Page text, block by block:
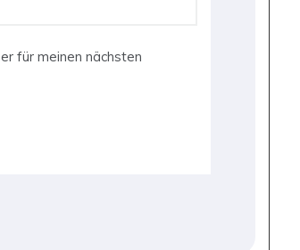
für meinen nächsten